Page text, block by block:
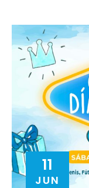
11
JUN